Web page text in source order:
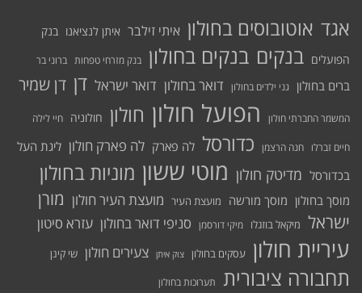
אגד אוטובוסים בחולון איתי זילבר איתן לנציאנו בנק
הפועלים בנקים בנקים בחולון בנק מזרחי טפחות ברוני בר
ברים בחולון גני ילדים בחולון דואר בחולון דואר ישראל דן דן שמיר
המשמר החברתי חולון הפועל חולון חולון חולוניה חיי לילה
חיים זברלו חנה הרצמן כדורסל לה פארק לה פארק חולון ליגת העל
בכדורסל מדיטק חולון מוטי ששון מוניות בחולון
מוסך בחולון מוסך מורשה מועצת העיר מועצת העיר חולון מורן
ישראל מיקאל בוזגלו מיקי דורסמן סניפי דואר בחולון עזרא סיטון
עיריית חולון עסקים בחולון צוק איתן צעירים חולון שי קינן
תחבורה ציבורית תערוכות בחולון